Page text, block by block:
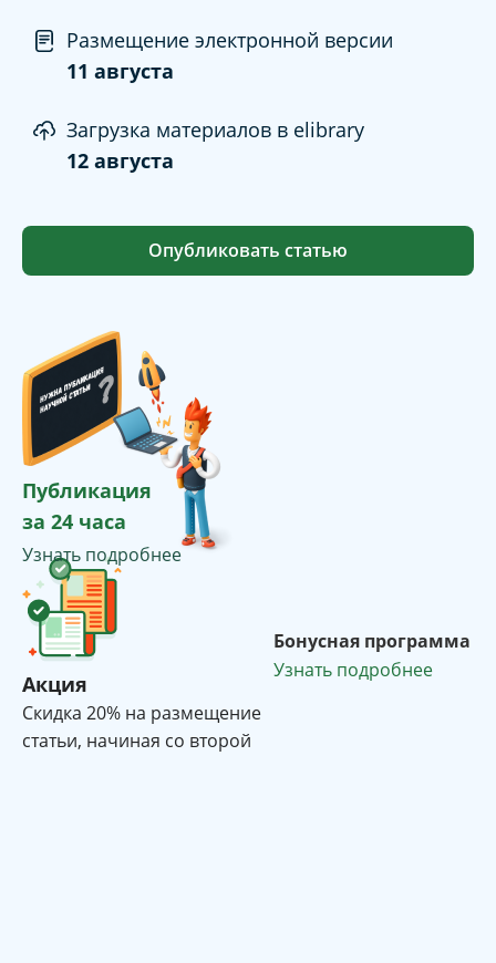
Размещение электронной версии
11 августа
Загрузка материалов в elibrary
12 августа
Опубликовать статью
Публикация
за 24 часа
Узнать подробнее
Акция
Cкидка 20% на размещение
статьи, начиная со второй
Бонусная программа
Узнать подробнее